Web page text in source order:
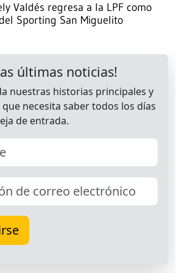
Valdés regresa a la LPF como
Sporting San Miguelito